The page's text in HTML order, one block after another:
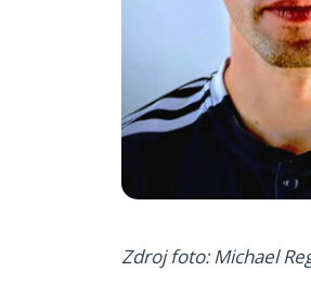
Zdroj foto: Michael